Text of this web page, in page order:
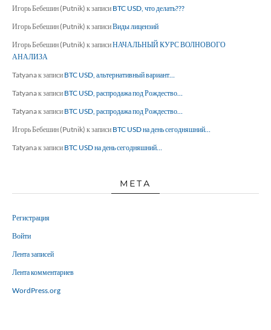
Игорь Бебешин (Putnik) к записи BTC USD, что делать???
Игорь Бебешин (Putnik) к записиВиды лицензий
Игорь Бебешин (Putnik) к записиНАЧАЛЬНЫЙ КУРС ВОЛНОВОГО
АНАЛИЗА
Tatyanaк записи BTC USD, альтернативный вариант…
Tatyanaк записи BTC USD, распродажа под Рождество…
Tatyanaк записи BTC USD, распродажа под Рождество…
Игорь Бебешин (Putnik) к записи BTC USD на день сегодняшний…
Tatyanaк записи BTC USD на день сегодняшний…
МЕТА
Регистрация
Войти
Лента записей
Лента комментариев
WordPress.org